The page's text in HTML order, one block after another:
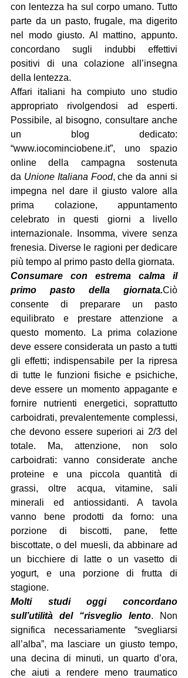
con lentezza ha sul corpo umano. Tutto
parte da un pasto, frugale, ma digerito
nel modo giusto. Al mattino, appunto.
concordano sugli indubbi effettivi
positivi di una colazione all’insegna
della lentezza.
Affari italiani ha compiuto uno studio
appropriato rivolgendosi ad esperti.
Possibile, al bisogno, consultare anche
un blog dedicato:
“www.iocominciobene.it”, uno spazio
online della campagna sostenuta
da Unione Italiana Food, che da anni si
impegna nel dare il giusto valore alla
prima colazione, appuntamento
celebrato in questi giorni a livello
internazionale. Insomma, vivere senza
frenesia. Diverse le ragioni per dedicare
più tempo al primo pasto della giornata.
Consumare con estrema calma il
primo pasto della giornata.Ciò
consente di preparare un pasto
equilibrato e prestare attenzione a
questo momento. La prima colazione
deve essere considerata un pasto a tutti
gli effetti; indispensabile per la ripresa
di tutte le funzioni fisiche e psichiche,
deve essere un momento appagante e
fornire nutrienti energetici, soprattutto
carboidrati, prevalentemente complessi,
che devono essere superiori ai 2/3 del
totale. Ma, attenzione, non solo
carboidrati: vanno considerate anche
proteine e una piccola quantità di
grassi, oltre acqua, vitamine, sali
minerali ed antiossidanti. A tavola
vanno bene prodotti da forno: una
porzione di biscotti, pane, fette
biscottate, o del muesli, da abbinare ad
un bicchiere di latte o un vasetto di
yogurt, e una porzione di frutta di
stagione.
Molti studi oggi concordano
sull’utilità del “risveglio lento. Non
significa necessariamente “svegliarsi
all’alba”, ma lasciare un giusto tempo,
una decina di minuti, un quarto d’ora,
che aiuti a rendere meno traumatico